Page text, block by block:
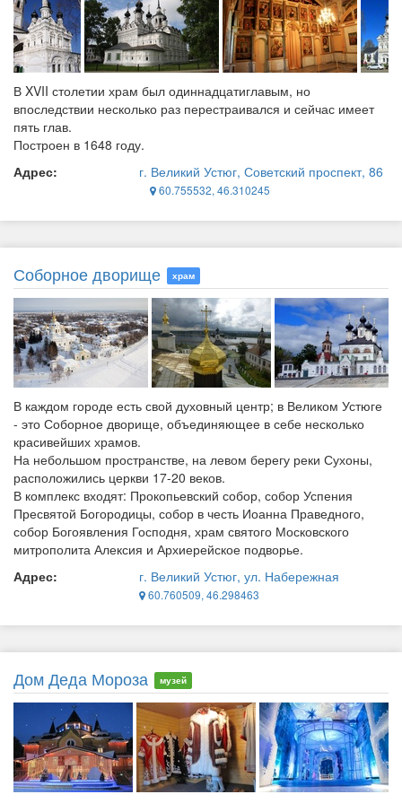
В XVII столетии храм был одиннадцатиглавым, но
впоследствии несколько раз перестраивался и сейчас имеет
пять глав.
Построен в 1648 году.
Адрес:
г. Великий Устюг, Советский проспект, 86
60.755532, 46.310245
Соборное дворище храм
В каждом городе есть свой духовный центр; в Великом Устюге
- это Соборное дворище, объединяющее в себе несколько
красивейших храмов.
На небольшом пространстве, на левом берегу реки Сухоны,
расположились церкви 17-20 веков.
В комплекс входят: Прокопьевский собор, собор Успения
Пресвятой Богородицы, собор в честь Иоанна Праведного,
собор Богоявления Господня, храм святого Московского
митрополита Алексия и Архиерейское подворье.
Адрес:
г. Великий Устюг, ул. Набережная
60.760509, 46.298463
Дом Деда Мороза музей